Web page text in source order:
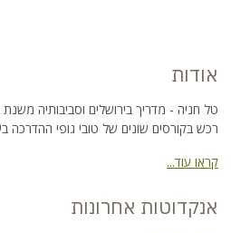
אודות
רכש בקורסים שונים של טובי גופי ההדרכה
קראו עוד...
אנקדוטות אחרונות